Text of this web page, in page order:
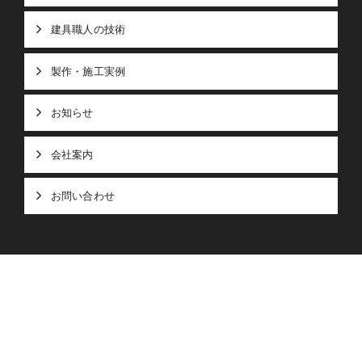
建具職人の技術
製作・施工実例
お知らせ
会社案内
お問い合わせ